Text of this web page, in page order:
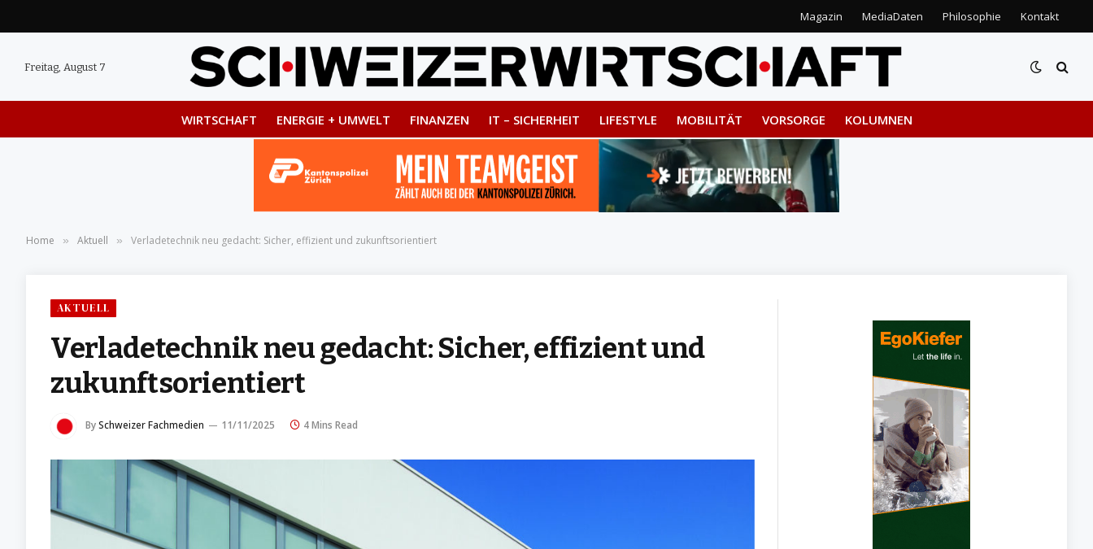
Magazin MediaDaten Philosophie Kontakt
Freitag, August 7
WIRTSCHAFT ENERGIE + UMWELT FINANZEN IT – SICHERHEIT LIFESTYLE MOBILITÄT VORSORGE KOLUMNEN
Home » Aktuell » Verladetechnik neu gedacht: Sicher, effizient und zukunftsorientiert
AKTUELL
Verladetechnik neu gedacht: Sicher, effizient und
zukunftsorientiert
BySchweizer Fachmedien 11/11/2025 4 Mins Read